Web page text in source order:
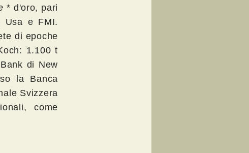
* d'oro, pari
Usa e FMI.
di epoche
1.100 t
di New
la Banca
Svizzera
come